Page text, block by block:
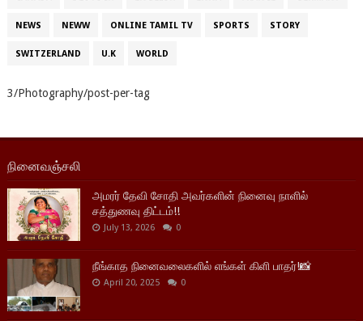
NEWS NEWW ONLINE TAMIL TV SPORTS STORY
SWITZERLAND U.K WORLD
3/Photography/post-per-tag
நினைவஞ்சலி
அமரர் தேவி சோதி அவர்களின் நினைவு நாளில்
சத்துணவு திட்டம்!!
July 13, 2026 0
நீங்காத நினைவலைகளில் எங்கள் கிளி பாதர்!📸
April 20, 2025 0